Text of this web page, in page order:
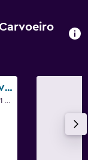
Vale d'El Rei Hotel & Villas